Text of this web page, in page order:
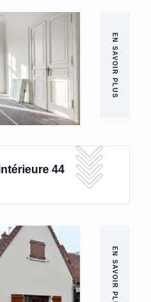
EN SAVOIR PLUS
44
EN SAVOIR PLUS